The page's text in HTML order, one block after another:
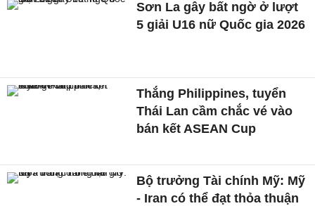
Sơn La gây bất ngờ ở lượt
5 giải U16 nữ Quốc gia 2026
Thắng Philippines, tuyển
Thái Lan cầm chắc vé vào
bán kết ASEAN Cup
Bộ trưởng Tài chính Mỹ: Mỹ
- Iran có thể đạt thỏa thuận